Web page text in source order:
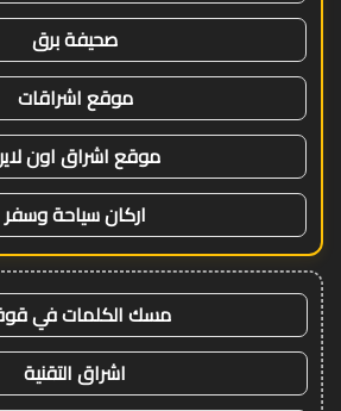
صحيفة برق
موقع اشراقات
موقع اشراق اون
اركان سياحة وسفر
مسك الكلمات في
اشراق التقنية